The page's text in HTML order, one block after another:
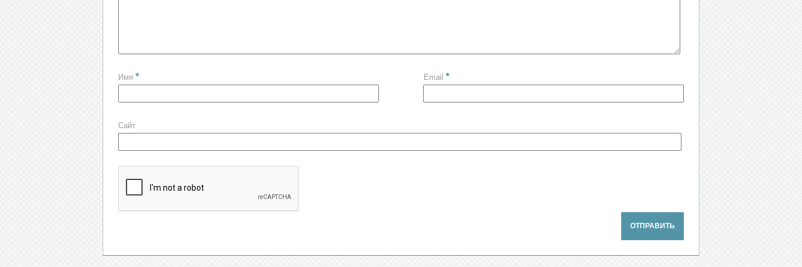
Имя * Email*
Сайт